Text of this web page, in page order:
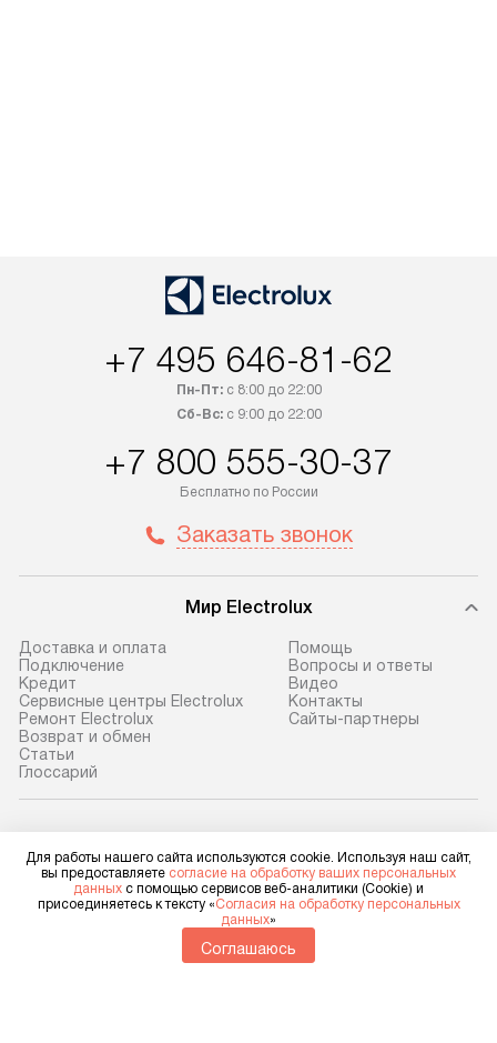
+7 495 646-81-62
Пн-Пт:с 8:00 до 22:00
Сб-Вс:с 9:00 до 22:00
+7 800 555-30-37
Бесплатно по России
Заказать звонок
Мир Electrolux
Доставка и оплата
Подключение
Кредит
Сервисные центры Electrolux
Ремонт Electrolux
Возврат и обмен
Cтатьи
Глоссарий
Помощь
Вопросы и ответы
Видео
Контакты
Сайты-партнеры
Для физических лиц
shop@electrolux-home.ru
Для работы нашего сайта используются cookie. Используя наш сайт,
вы предоставляете согласие на обработку ваших персональных
данных с помощью сервисов веб-аналитики (Cookie) и
присоединяетесь к тексту «Согласия на обработку персональных
данных»
Соглашаюсь